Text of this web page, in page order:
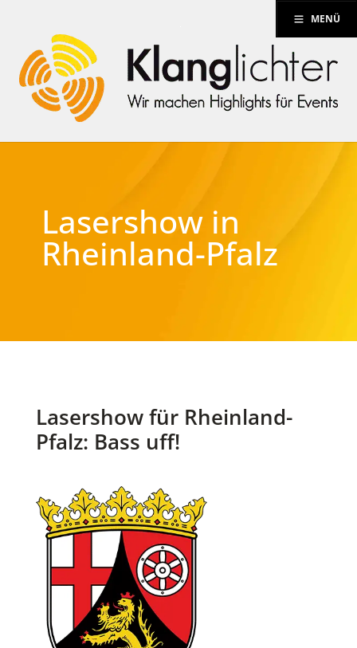
MENÜ
Lasershow in
Rheinland-Pfalz
Lasershow für Rheinland-
Pfalz: Bass uff!